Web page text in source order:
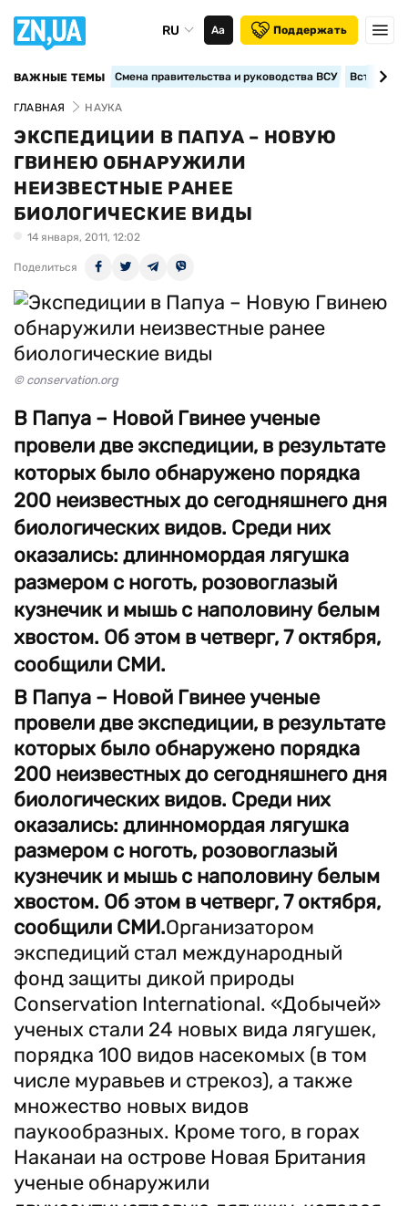
RU Аа Поддержать
ВАЖНЫЕ ТЕМЫ Смена правительства и руководства ВСУ
ГЛАВНАЯ НАУКА
ЭКСПЕДИЦИИ В ПАПУА – НОВУЮ
ГВИНЕЮ ОБНАРУЖИЛИ
НЕИЗВЕСТНЫЕ РАНЕЕ
БИОЛОГИЧЕСКИЕ ВИДЫ
14 января, 2011, 12:02
Поделиться
© conservation.org
В Папуа – Новой Гвинее ученые
провели две экспедиции, в результате
которых было обнаружено порядка
200 неизвестных до сегодняшнего дня
биологических видов. Среди них
оказались: длинномордая лягушка
размером с ноготь, розовоглазый
кузнечик и мышь с наполовину белым
хвостом. Об этом в четверг, 7 октября,
сообщили СМИ.
В Папуа – Новой Гвинее ученые
провели две экспедиции, в результате
которых было обнаружено порядка
200 неизвестных до сегодняшнего дня
биологических видов. Среди них
оказались: длинномордая лягушка
размером с ноготь, розовоглазый
кузнечик и мышь с наполовину белым
хвостом. Об этом в четверг, 7 октября,
сообщили СМИ.Организатором
экспедиций стал международный
фонд защиты дикой природы
Conservation International. «Добычей»
ученых стали 24 новых вида лягушек,
порядка 100 видов насекомых (в том
числе муравьев и стрекоз), а также
множество новых видов
паукообразных. Кроме того, в горах
Наканаи на острове Новая Британия
ученые обнаружили